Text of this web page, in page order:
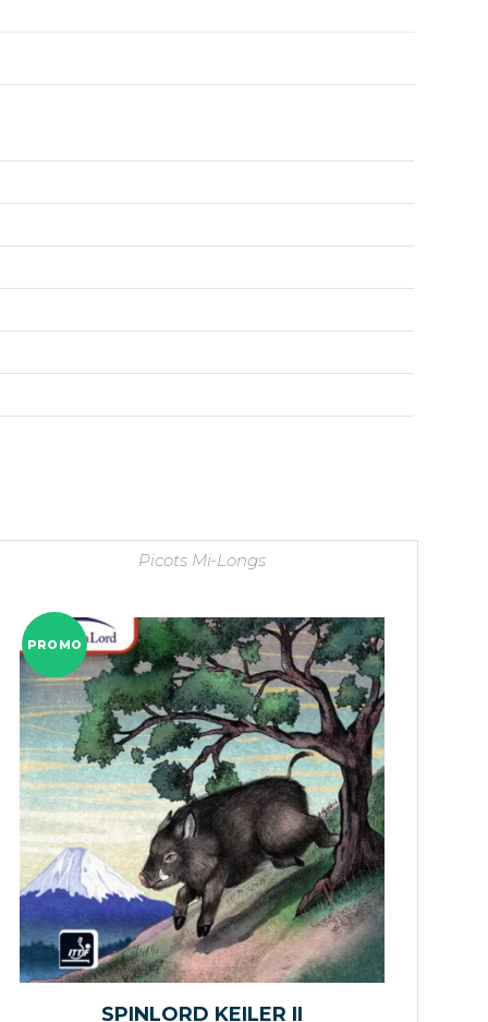
Picots Mi-Longs
PROMO
SPINLORD KEILER II